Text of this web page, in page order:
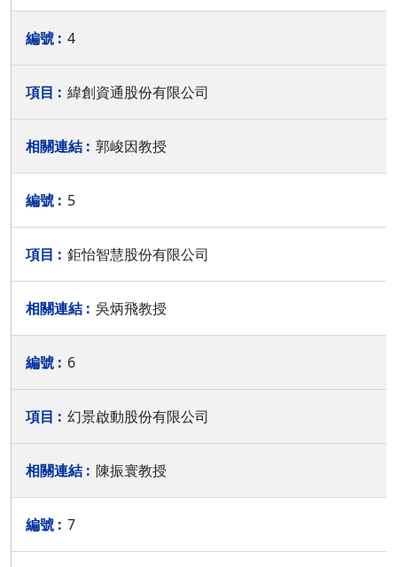
4
緯創資通股份有限公司
郭峻因教授
5
鉅怡智慧股份有限公司
吳炳飛教授
6
幻景啟動股份有限公司
陳振寰教授
7